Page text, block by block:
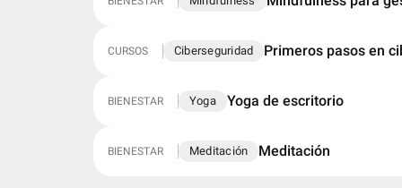
CURSOS Ciberseguridad Primeros pasos en
BIENESTAR Yoga Yoga de escritorio
BIENESTAR Meditación Meditación